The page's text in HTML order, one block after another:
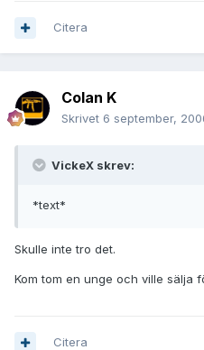
Citera
Colan K
Skrivet 6 september,
VickeX skrev:
*text*
Skulle inte tro det.
Kom tom en unge och ville sälja
Citera